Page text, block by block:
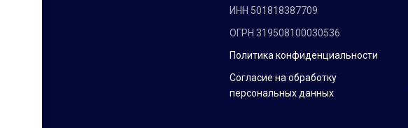
ИНН 501818387709
ОГРН 319508100030536
Политика конфиденциальности
Согласие на обработку
персональных данных